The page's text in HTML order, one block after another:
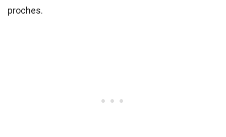
proches.